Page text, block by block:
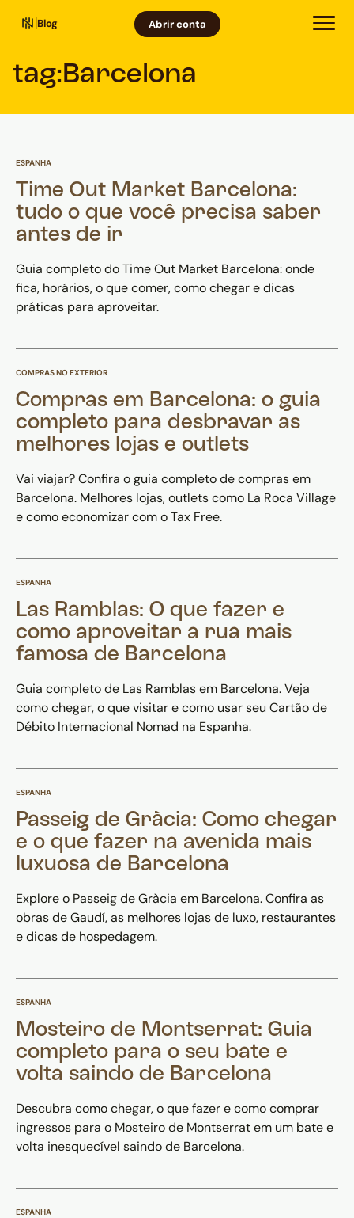
Blog Abrir conta
tag: Barcelona
ESPANHA
Time Out Market Barcelona:
tudo o que você precisa saber
antes de ir
Guia completo do Time Out Market Barcelona: onde
fica, horários, o que comer, como chegar e dicas
práticas para aproveitar.
COMPRAS NO EXTERIOR
Compras em Barcelona: o guia
completo para desbravar as
melhores lojas e outlets
Vai viajar? Confira o guia completo de compras em
Barcelona. Melhores lojas, outlets como La Roca Village
e como economizar com o Tax Free.
ESPANHA
Las Ramblas: O que fazer e
como aproveitar a rua mais
famosa de Barcelona
Guia completo de Las Ramblas em Barcelona. Veja
como chegar, o que visitar e como usar seu Cartão de
Débito Internacional Nomad na Espanha.
ESPANHA
Passeig de Gràcia: Como chegar
e o que fazer na avenida mais
luxuosa de Barcelona
Explore o Passeig de Gràcia em Barcelona. Confira as
obras de Gaudí, as melhores lojas de luxo, restaurantes
e dicas de hospedagem.
ESPANHA
Mosteiro de Montserrat: Guia
completo para o seu bate e
volta saindo de Barcelona
Descubra como chegar, o que fazer e como comprar
ingressos para o Mosteiro de Montserrat em um bate e
volta inesquecível saindo de Barcelona.
ESPANHA